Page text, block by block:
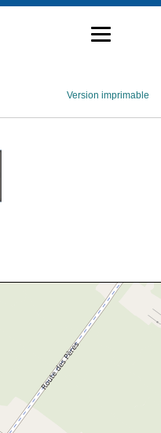
Version imprimable